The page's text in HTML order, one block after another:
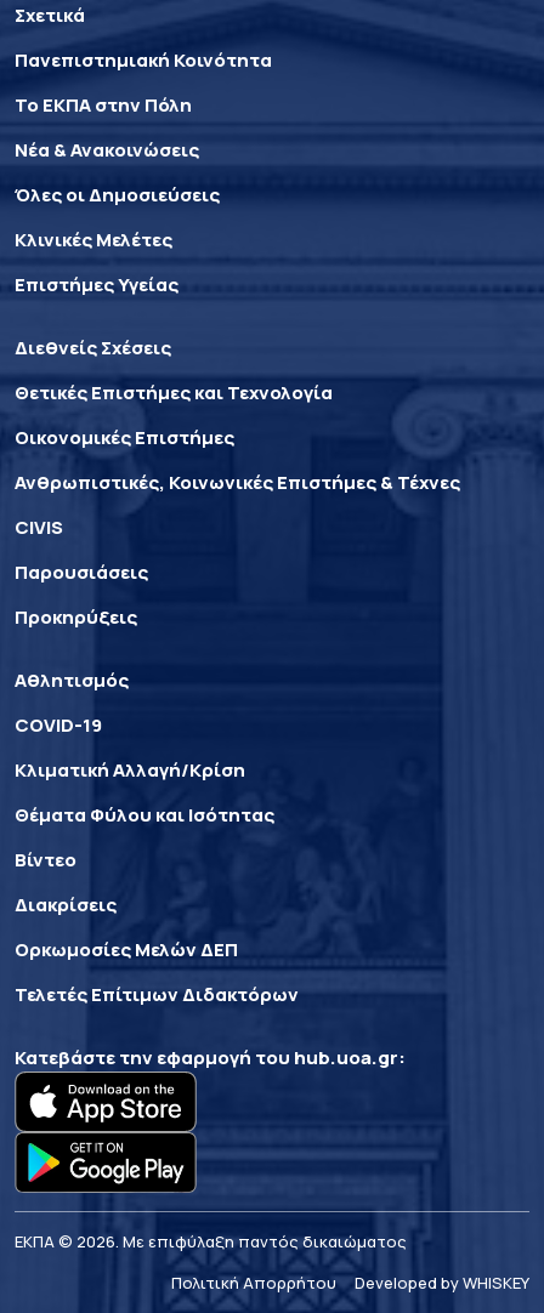
Σχετικά
Πανεπιστημιακή Κοινότητα
Το ΕΚΠΑ στην Πόλη
Νέα & Ανακοινώσεις
Όλες οι Δημοσιεύσεις
Κλινικές Μελέτες
Επιστήμες Υγείας
Διεθνείς Σχέσεις
Θετικές Επιστήμες και Τεχνολογία
Οικονομικές Επιστήμες
Ανθρωπιστικές, Κοινωνικές Επιστήμες & Τέχνες
CIVIS
Παρουσιάσεις
Προκηρύξεις
Αθλητισμός
COVID-19
Κλιματική Αλλαγή/Κρίση
Θέματα Φύλου και Ισότητας
Βίντεο
Διακρίσεις
Ορκωμοσίες Μελών ΔΕΠ
Τελετές Επίτιμων Διδακτόρων
Κατεβάστε την εφαρμογή του hub.uoa.gr:
ΕΚΠΑ © 2026. Με επιφύλαξη παντός δικαιώματος
Πολιτική Απορρήτου
Developed by WHISKEY